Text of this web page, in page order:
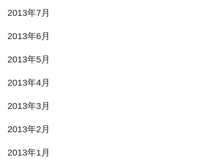
2013年7月
2013年6月
2013年5月
2013年4月
2013年3月
2013年2月
2013年1月